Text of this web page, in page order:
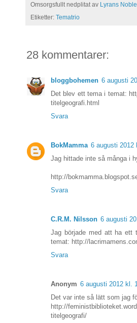
Omsorgsfullt nedplitat av Lyrans
Etiketter: Tematrio
28 kommentarer:
bloggbohemen 6 augusti
Det blev ett tema i temat:
titelgeografi.html
Svara
BokMamma 6 augusti 2012
Jag hittade inte så många i
http://
Svara
C.R.M. Nilsson 6 augusti
Jag började med att ha ett
temat: http://
Svara
Anonym 6 augusti 2012 kl.
Det var inte så lätt som jag
http://
titelgeografi/